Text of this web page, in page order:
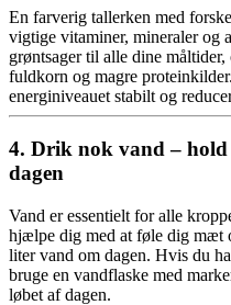
En farverig tallerken med
vigtige vitaminer, mineraler og
grøntsager til alle dine
fuldkorn og magre
energiniveauet stabilt og
4. Drik nok vand – hold
dagen
Vand er essentielt for alle
hjælpe dig med at føle dig mæt
liter vand om dagen. Hvis du
bruge en vandflaske med
løbet af dagen.